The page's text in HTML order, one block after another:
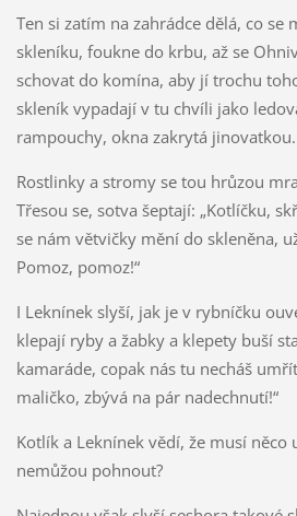
Ten si zatím na zahrádce dělá, co se
skleníku, foukne do krbu, až se
schovat do komína, aby jí trochu
skleník vypadají v tu chvíli jako
rampouchy, okna zakrytá jinovatkou.
Rostlinky a stromy se tou hrůzou
Třesou se, sotva šeptají: „Kotlíčku,
se nám větvičky mění do skleněna,
Pomoz, pomoz!“
I Leknínek slyší, jak je v rybníčku
klepají ryby a žabky a klepety buší
kamaráde, copak nás tu necháš
maličko, zbývá na pár nadechnutí!“
Kotlík a Leknínek vědí, že musí něco
nemůžou pohnout?